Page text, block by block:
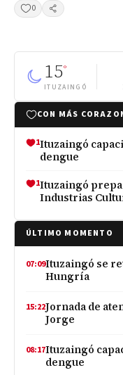
0
Compartir
15°
ITUZAINGÓ
CON MÁS
1Ituzaingó
dengue
1Ituzaingó
Industrias
ÚLTIMO MOMENTO
07:09Ituzaingó se
Hungría
15:22Jornada de
Jorge
08:17Ituzaingó
dengue